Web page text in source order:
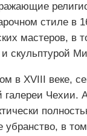
стиле в
мастеров,
скульптурой
в XVIII веке,
галереи
убранство, в